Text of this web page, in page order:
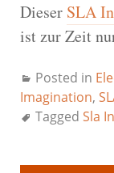
Dieser SLA
ist zur Zeit
Posted in
Imagination,
Tagged Sla